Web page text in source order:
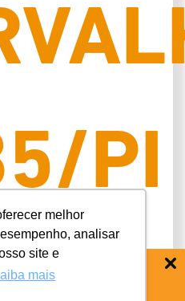
ODONTO:
melhor
analisar
site e
mais
PI